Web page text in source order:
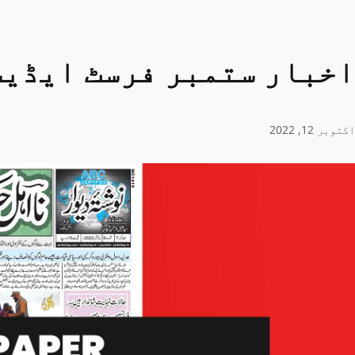
اخبار ستمبر فرسٹ ایڈیشن
اکتوبر 12, 2022